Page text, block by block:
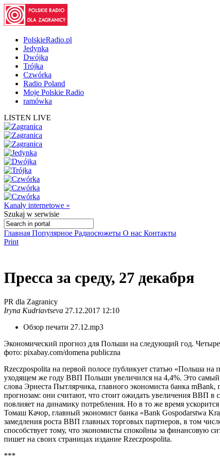
PolskieRadio.pl
Jedynka
Dwójka
Trójka
Czwórka
Radio Poland
Moje Polskie Radio
ramówka
LISTEN LIVE
Kanały internetowe »
Szukaj w serwisie
Главная Популярное Радиосюжеты О нас Контакты
Print
Пресса за среду, 27 декабря
PR dla Zagranicy
Iryna Kudriavtseva 27.12.2017 12:10
Обзор печати 27.12.mp3
Экономический прогноз для Польши на следующий год.
фото: pixabay.com/domena publiczna
Rzeczpospolita на первой полосе публикует статью «Польша на
уходящем же году ВВП Польши увеличился на 4,4%. Это самый
слова Эрнеста Пытлярчика, главного экономиста банка
прогнозам: они считают, что стоит ожидать увеличения ВВП в
повлияет на динамику потребления. Но в то же время
Томаш Качор, главный экономист банка «Bank Gospodarstwa
замедления роста ВВП главных торговых партнеров, в том
способствует тому, что экономисты спокойны за финансовую
пишет на своих страницах издание Rzeczpospolita.
***